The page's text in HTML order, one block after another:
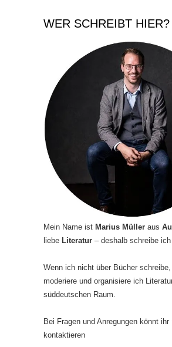
WER SCHREIBT HIER?
Mein Name ist Marius Müller aus
liebe Literatur – deshalb schreibe ich
Wenn ich nicht über Bücher schreibe,
moderiere und organisiere ich
süddeutschen Raum.
Bei Fragen und Anregungen könnt ihr
kontaktieren